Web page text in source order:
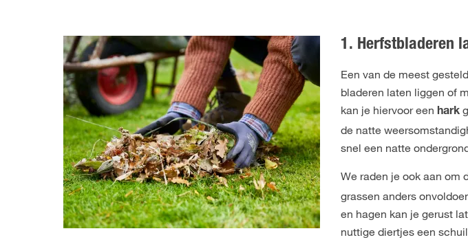
1. Herfstbladeren
Een van de meest
bladeren laten liggen of
kan je hiervoor een hark
de natte
snel een natte
We raden je ook aan om
grassen anders
en hagen kan je gerust
nuttige diertjes een